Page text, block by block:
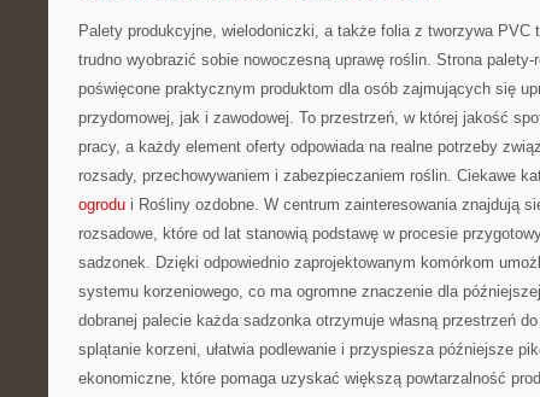
Palety produkcyjne, wielodoniczki, a także folia z tworzywa PVC
trudno wyobrazić sobie nowoczesną uprawę roślin. Strona
poświęcone praktycznym produktom dla osób zajmujących się
przydomowej, jak i zawodowej. To przestrzeń, w której jakość
pracy, a każdy element oferty odpowiada na realne potrzeby
rozsady, przechowywaniem i zabezpieczaniem roślin. Ciekawe
ogrodu i Rośliny ozdobne. W centrum zainteresowania znajdują
rozsadowe, które od lat stanowią podstawę w procesie
sadzonek. Dzięki odpowiednio zaprojektowanym komórkom
systemu korzeniowego, co ma ogromne znaczenie dla
dobranej palecie każda sadzonka otrzymuje własną przestrzeń
splątanie korzeni, ułatwia podlewanie i przyspiesza późniejsze
ekonomiczne, które pomaga uzyskać większą powtarzalność